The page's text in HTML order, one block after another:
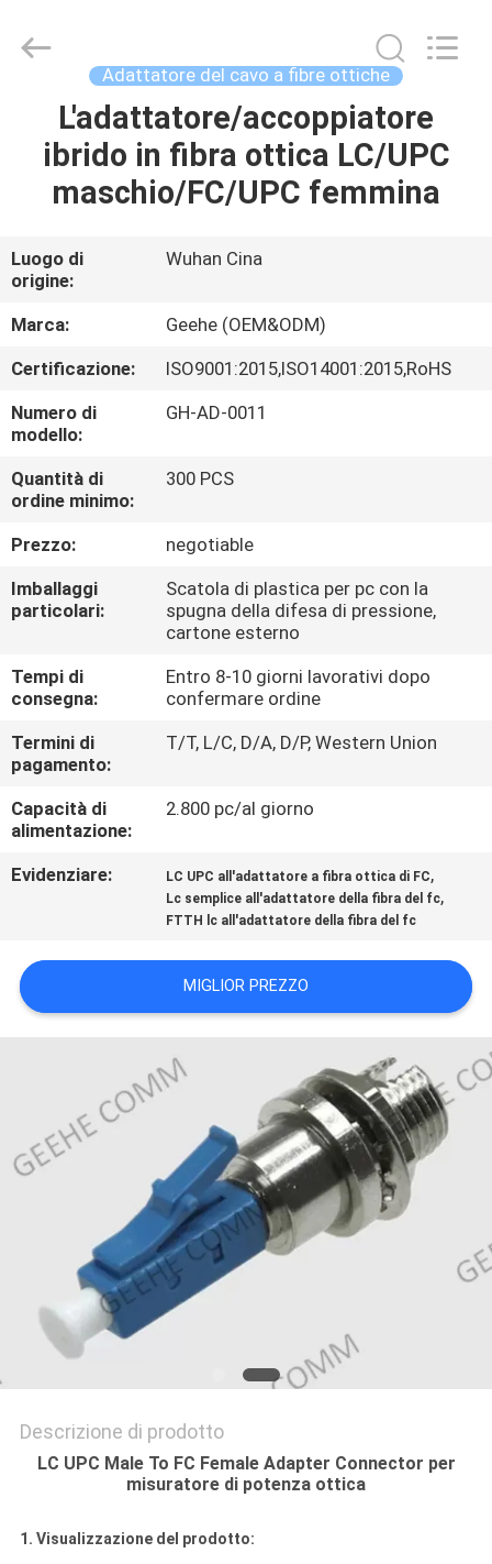
CASA
PRODOTTI
CIRCA
NOI
GIRO
DELLA
FABBRICA
CONTROLLO
DI
QUALITÀ
CASI
MAPPA
PRIVACY
Optical
Communication
Adattatore del cavo a fibre ottiche
L'adattatore/accoppiatore
ibrido in fibra ottica LC/UPC
maschio/FC/UPC femmina
Luogo di
origine:
Wuhan Cina
Marca:
Geehe (OEM&ODM)
Certificazione:
ISO9001:2015,ISO14001:2015,RoHS
Numero di
modello:
GH-AD-0011
Quantità di
ordine minimo:
300 PCS
Prezzo:
negotiable
Imballaggi
particolari:
Scatola di plastica per pc con la
spugna della difesa di pressione,
cartone esterno
Tempi di
consegna:
Entro 8-10 giorni lavorativi dopo
confermare ordine
Termini di
pagamento:
T/T, L/C, D/A, D/P, Western Union
Capacità di
alimentazione:
2.800 pc/al giorno
Evidenziare: LC UPC all'adattatore a fibra ottica di FC,
Lc semplice all'adattatore della fibra del fc,
FTTH lc all'adattatore della fibra del fc
MIGLIOR PREZZO
Descrizione di prodotto
LC UPC Male To FC Female Adapter Connector per
misuratore di potenza ottica
1. Visualizzazione del prodotto: